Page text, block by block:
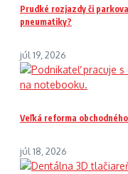
Prudké rozjazdy či
pneumatiky?
júl 19, 2026
Veľká reforma
júl 18, 2026